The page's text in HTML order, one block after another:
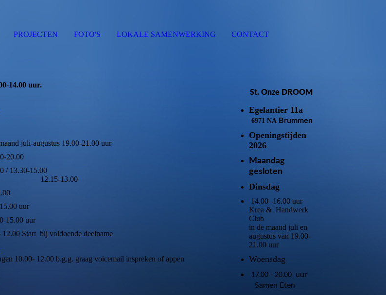
PROJECTEN FOTO'S LOKALE SAMENWERKING CONTACT
14.00 uur.
augustus 19.00-21.00 uur
10.00-12.00 / 13.30-15.00
13.00
uur
15.00 uur
bij voldoende deelname
12.00 b.g.g. graag voicemail inspreken of appen
St. Onze DROOM
Egelantier 11a
6971 NA Brummen
Openingstijden
2026
Maandag
gesloten
Dinsdag
14.00 -16.00 uur
Krea & Handwerk
Club
in de maand juli en
augustus van 19.00-
21.00 uur
Woensdag
17.00 - 20.00 uur
Samen Eten